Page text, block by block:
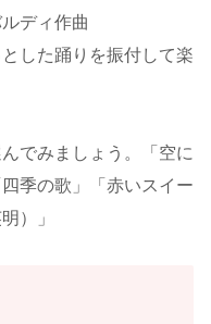
ルディ作曲
した踊りを振付して楽
でみましょう。「空に
季の歌」「赤いスイー
）」